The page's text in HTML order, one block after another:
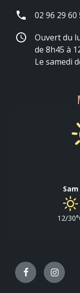
phone 02 96 29 60
schedule
Ouvert du
de 8h45 à
Le samedi
Sam
12/
Facebook